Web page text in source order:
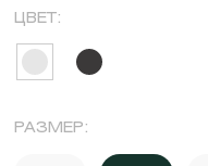
ЦВЕТ:
РАЗМЕР: